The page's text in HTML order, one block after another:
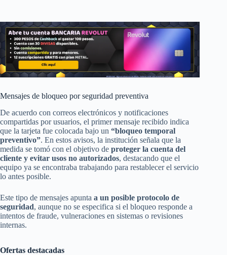
Mensajes de bloqueo por seguridad preventiva
De acuerdo con correos electrónicos y notificaciones
compartidas por usuarios, el primer mensaje recibido indica
que la tarjeta fue colocada bajo un “bloqueo temporal
preventivo”. En estos avisos, la institución señala que la
medida se tomó con el objetivo de proteger la cuenta del
cliente y evitar usos no autorizados, destacando que el
equipo ya se encontraba trabajando para restablecer el servicio
lo antes posible.
Este tipo de mensajes apunta a un posible protocolo de
seguridad, aunque no se especifica si el bloqueo responde a
intentos de fraude, vulneraciones en sistemas o revisiones
internas.
Ofertas destacadas